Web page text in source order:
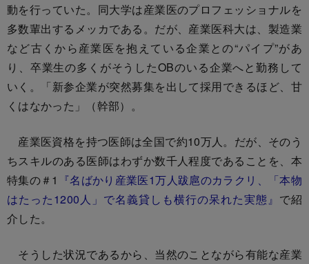
動を行っていた。同大学は産業医のプロフェッショナルを
多数輩出するメッカである。だが、産業医科大は、製造業
など古くから産業医を抱えている企業との“パイプ”があ
り、卒業生の多くがそうしたOBのいる企業へと勤務して
いく。「新参企業が突然募集を出して採用できるほど、甘
くはなかった」（幹部）。
産業医資格を持つ医師は全国で約10万人。だが、そのう
ちスキルのある医師はわずか数千人程度であることを、本
特集の＃1 『名ばかり産業医1万人跋扈のカラクリ、「本物
はたった1200人」で名義貸しも横行の呆れた実態』 で紹
介した。
そうした状況であるから、当然のことながら有能な産業